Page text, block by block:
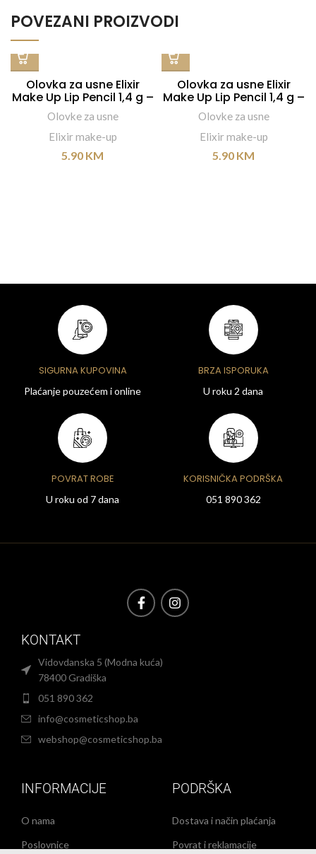
POVEZANI PROIZVODI
Olovka za usne Elixir
Make Up Lip Pencil 1,4 g –
#042
Olovke za usne
Elixir make-up
5.90 KM
Olovka za usne Elixir
Make Up Lip Pencil 1,4 g –
#066
Olovke za usne
Elixir make-up
5.90 KM
SIGURNA KUPOVINA
Plaćanje pouzećem i online
BRZA ISPORUKA
U roku 2 dana
POVRAT ROBE
U roku od 7 dana
KORISNIČKA PODRŠKA
051 890 362
KONTAKT
Vidovdanska 5 (Modna kuća)
78400 Gradiška
051 890 362
info@cosmeticshop.ba
webshop@cosmeticshop.ba
INFORMACIJE
O nama
Poslovnice
PODRŠKA
Dostava i način plaćanja
Povrat i reklamacije